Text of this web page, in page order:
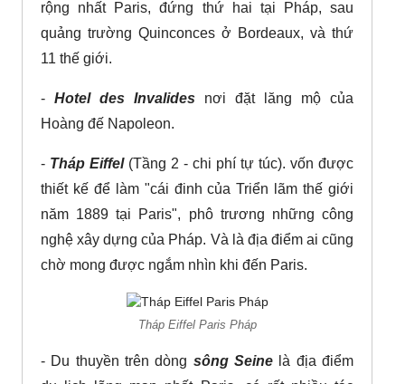
rộng nhất Paris, đứng thứ hai tại Pháp, sau
quảng trường Quinconces ở Bordeaux, và thứ
11 thế giới.
- Hotel des Invalides nơi đặt lăng mộ của
Hoàng đế Napoleon.
- Tháp Eiffel(Tầng 2 - chi phí tự túc). vốn được
thiết kế để làm "cái đinh của Triển lãm thế giới
năm 1889 tại Paris", phô trương những công
nghệ xây dựng của Pháp. Và là địa điểm ai cũng
chờ mong được ngắm nhìn khi đến Paris.
Tháp Eiffel Paris Pháp
- Du thuyền trên dòng sông Seine là địa điểm